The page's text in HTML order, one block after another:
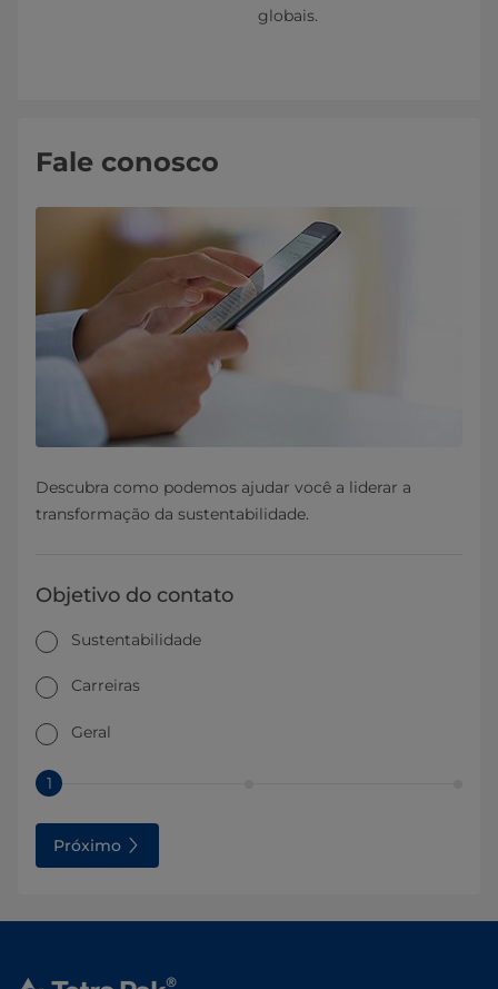
globais.
Fale conosco
Descubra como podemos ajudar você a liderar a
transformação da sustentabilidade.
Objetivo do contato
Sustentabilidade
Carreiras
Geral
1
Próximo